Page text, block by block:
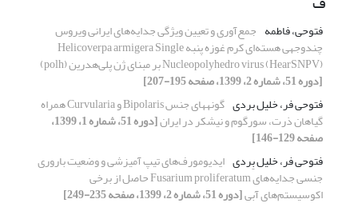
فتوحی، فاطمه جمع‌آوری و تعیین ویژگی جدایه‌های ایرانی ویروس
چندوجهی هسته‌ای کرم غوزه پنبه Helicoverpa armigera Single
Nucleopolyhedro virus (HearSNPV) بر مبنای ژن پلی‌هدرین (polh)
[دوره 51، شماره 2، 1399، صفحه 195-207]
فتوحی فر، خلیل بردی
گونه‎های جنس Bipolaris و Curvularia همراه
گیاهان ذرت، سورگوم و نیشکر در ایران [دوره 51، شماره 1، 1399،
صفحه 129-146]
فتوحی فر، خلیل بِردی ایدیومورف‌های تیپ آمیزشی و وضعیت باروری
جنسی جدایه‌های Fusarium proliferatum حاصل از برخی
اکوسیستم‌های آبی[دوره 51، شماره 2، 1399، صفحه 235-249]